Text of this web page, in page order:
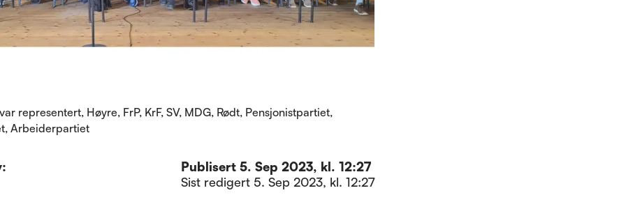
representert, Høyre, FrP, KrF, SV, MDG, Rødt, Pensjonistpartiet,
Arbeiderpartiet
Publisert 5. Sep 2023, kl. 12:27
Sist redigert 5. Sep 2023, kl. 12:27